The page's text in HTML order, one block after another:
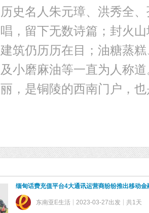
历史名人朱元璋、洪秀全
唱，留下无数诗篇；封火
建筑仍历历在目；油糖蒸
及小磨麻油等一直为人称
丽，是铜陵的西南门户，
缅甸话费充值平台4大通讯运营商纷纷推出移动金
东南亚E生活 2023-03-27出发 共1天